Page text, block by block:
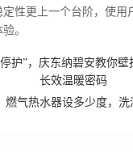
性更上一个台阶，使用
。
护”，庆东纳碧安教你
长效温暖密码
燃气热水器设多少度，洗